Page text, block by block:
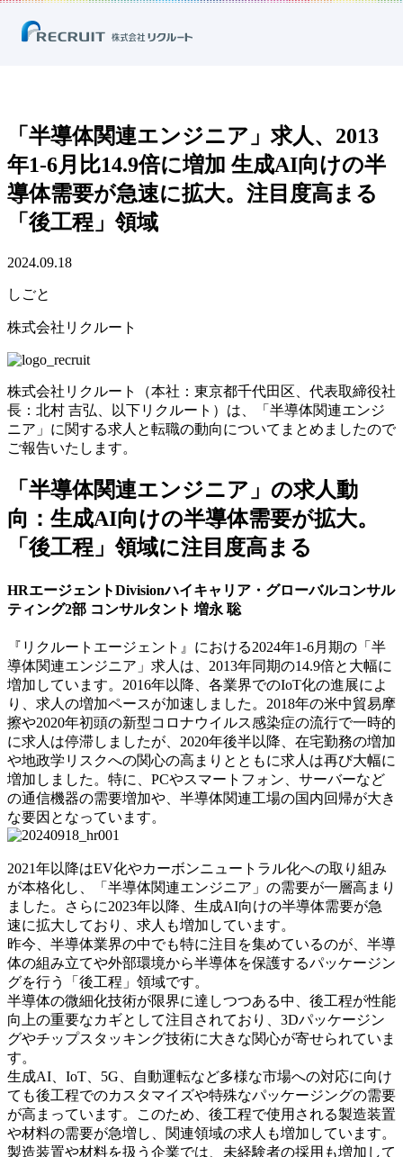
「半導体関連エンジニア」求人、2013年1-6月比14.9倍に増加 生成AI向け
「半導体関連エンジニア」求人、2013
年1-6月比14.9倍に増加 生成AI向けの半
導体需要が急速に拡大。注目度高まる
「後工程」領域
2024.09.18
しごと
株式会社リクルート
株式会社リクルート（本社：東京都千代田区、代表取締役社
長：北村 吉弘、以下リクルート）は、「半導体関連エンジ
ニア」に関する求人と転職の動向についてまとめましたので
ご報告いたします。
「半導体関連エンジニア」の求人動
向：生成AI向けの半導体需要が拡大。
「後工程」領域に注目度高まる
HRエージェントDivisionハイキャリア・グローバルコンサル
ティング2部 コンサルタント 増永 聡
『リクルートエージェント』における2024年1-6月期の「半
導体関連エンジニア」求人は、2013年同期の14.9倍と大幅に
増加しています。2016年以降、各業界でのIoT化の進展によ
り、求人の増加ペースが加速しました。2018年の米中貿易摩
擦や2020年初頭の新型コロナウイルス感染症の流行で一時的
に求人は停滞しましたが、2020年後半以降、在宅勤務の増加
や地政学リスクへの関心の高まりとともに求人は再び大幅に
増加しました。特に、PCやスマートフォン、サーバーなど
の通信機器の需要増加や、半導体関連工場の国内回帰が大き
な要因となっています。
2021年以降はEV化やカーボンニュートラル化への取り組み
が本格化し、「半導体関連エンジニア」の需要が一層高まり
ました。さらに2023年以降、生成AI向けの半導体需要が急
速に拡大しており、求人も増加しています。
昨今、半導体業界の中でも特に注目を集めているのが、半導
体の組み立てや外部環境から半導体を保護するパッケージン
グを行う「後工程」領域です。
半導体の微細化技術が限界に達しつつある中、後工程が性能
向上の重要なカギとして注目されており、3Dパッケージン
グやチップスタッキング技術に大きな関心が寄せられていま
す。
生成AI、IoT、5G、自動運転など多様な市場への対応に向け
ても後工程でのカスタマイズや特殊なパッケージングの需要
が高まっています。このため、後工程で使用される製造装置
や材料の需要が急増し、関連領域の求人も増加しています。
製造装置や材料を扱う企業では、未経験者の採用も増加して